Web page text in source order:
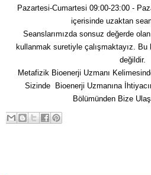
Pazartesi-Cumartesi 09:00-23:00 -
içerisinde uzaktan
Seanslarımızda sonsuz değerde
kullanmak suretiyle çalışmaktayız. Bu
değildir.
Metafizik Bioenerji Uzmanı
Sizinde Bioenerji Uzmanına
Bölümünden Bize